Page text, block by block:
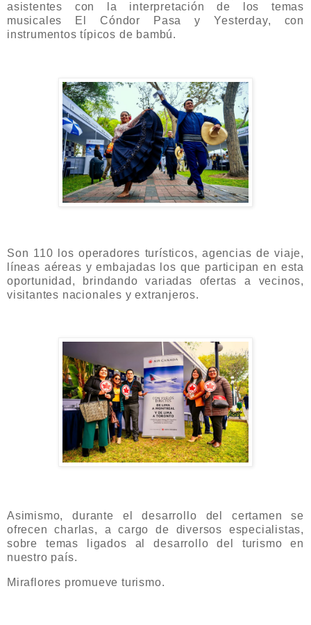
asistentes con la interpretación de los temas
musicales El Cóndor Pasa y Yesterday, con
instrumentos típicos de bambú.
Son 110 los operadores turísticos, agencias de viaje,
líneas aéreas y embajadas los que participan en esta
oportunidad, brindando variadas ofertas a vecinos,
visitantes nacionales y extranjeros.
Asimismo, durante el desarrollo del certamen se
ofrecen charlas, a cargo de diversos especialistas,
sobre temas ligados al desarrollo del turismo en
nuestro país.
Miraflores promueve turismo.